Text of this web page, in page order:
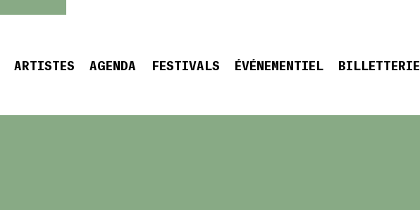
ARTISTES AGENDA FESTIVALS ÉVÉNEMENTIEL BILLETTERIE